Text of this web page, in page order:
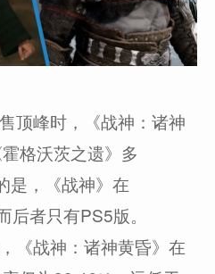
顶峰时，《战神：诸神
格沃茨之遗》多
是，《战神》在
者只有PS5版。
《战神：诸神黄昏》在